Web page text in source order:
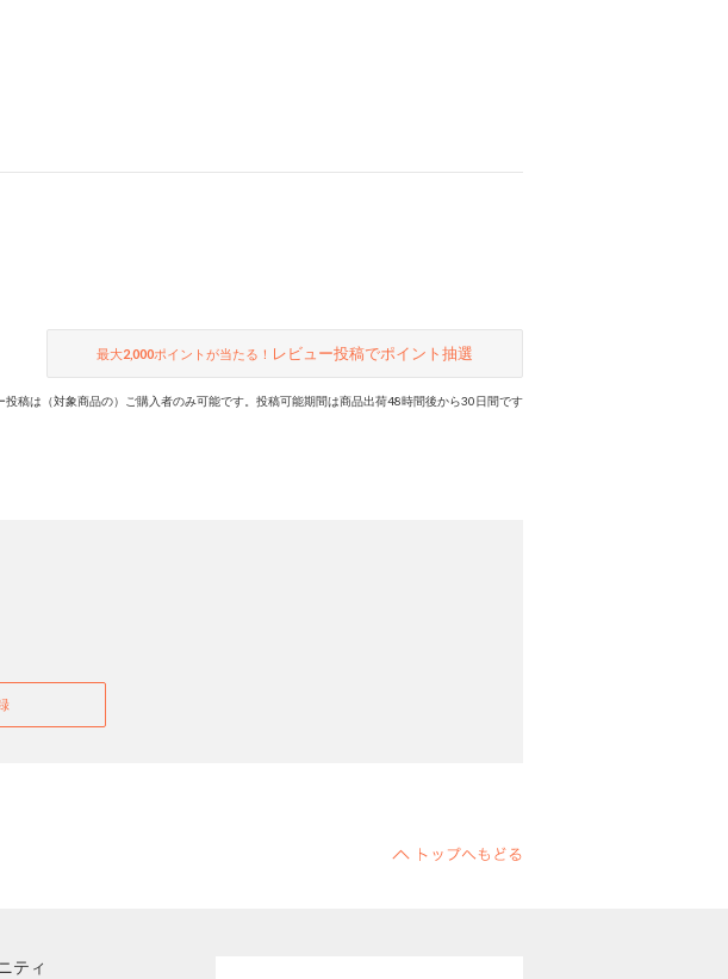
最大2,000ポイントが当たる！ レビュー投稿でポイント抽選
稿は（対象商品の）ご購入者のみ可能です。投稿可能期間は商品出荷48時間後から30日間です
ティ